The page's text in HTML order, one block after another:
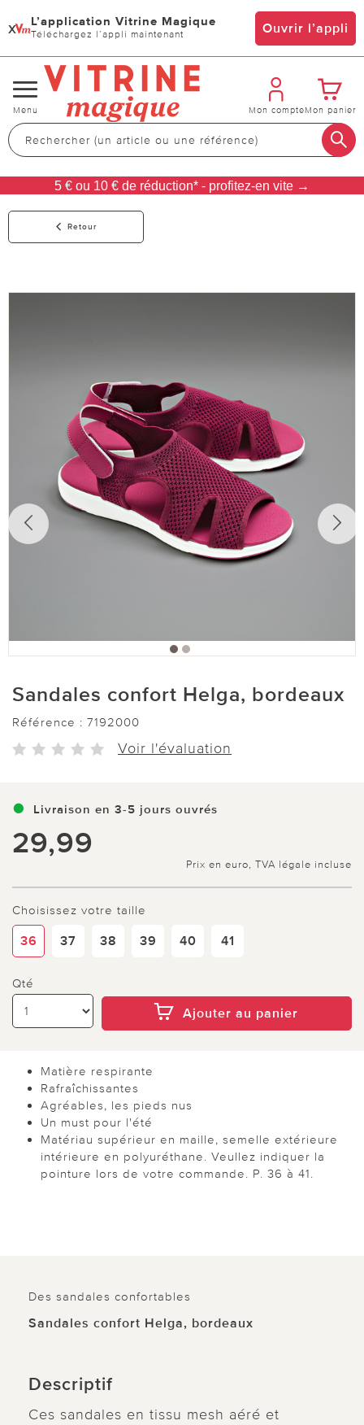
x L’application Vitrine Magique
Téléchargez l’appli maintenant Ouvrir l’appli
Changer
de
navigation
Menu Mon compteMon panier
5 € ou 10 € de réduction* - profitez-en vite →
Retour
Sandales confort Helga, bordeaux
Référence : 7192000
Voir l'évaluation
Livraison en 3-5 jours ouvrés
29,99
Prix en euro, TVA légale incluse
Choisissez votre taille
36 37 38 39 40 41
Qté
Ajouter au panier
Matière respirante
Rafraîchissantes
Agréables, les pieds nus
Un must pour l'été
Matériau supérieur en maille, semelle extérieure
intérieure en polyuréthane. Veullez indiquer la
pointure lors de votre commande. P. 36 à 41.
Des sandales confortables
Sandales confort Helga, bordeaux
Descriptif
Ces sandales en tissu mesh aéré et